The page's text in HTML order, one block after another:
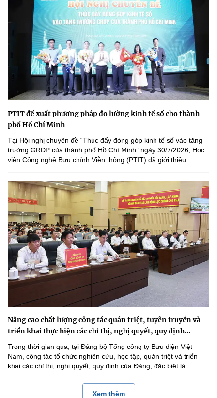
PTIT đề xuất phương pháp đo lường kinh tế số cho thành
phố Hồ Chí Minh
Tại Hội nghị chuyên đề “Thúc đẩy đóng góp kinh tế số vào tăng
trưởng GRDP của thành phố Hồ Chí Minh” ngày 30/7/2026, Học
viện Công nghệ Bưu chính Viễn thông (PTIT) đã giới thiệu...
Nâng cao chất lượng công tác quán triệt, tuyên truyền và
triển khai thực hiện các chỉ thị, nghị quyết, quy định...
Trong thời gian qua, tại Đảng bộ Tổng công ty Bưu điện Việt
Nam, công tác tổ chức nghiên cứu, học tập, quán triệt và triển
khai các chỉ thị, nghị quyết, quy định của Đảng, đặc biệt là...
Xem thêm